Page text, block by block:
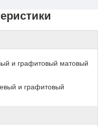
и графитовый матовый
и графитовый